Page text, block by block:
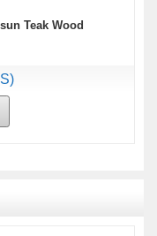
Teak Wood